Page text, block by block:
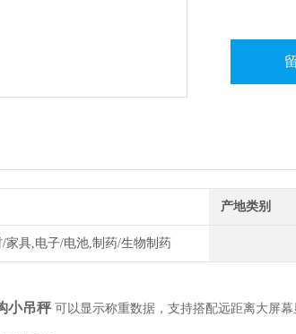
产地类别
家具,电子/电池,制药/生物制药
小吊秤 可以显示称重数据，支持搭配远距离大屏